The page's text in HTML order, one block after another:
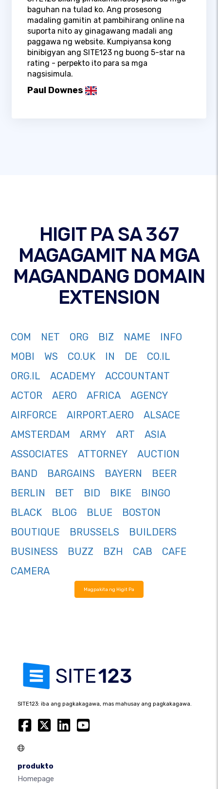
baguhan na tulad ko. Ang prosesong
madaling gamitin at pambihirang online na
suporta nito ay ginagawang madali ang
paggawa ng website. Kumpiyansa kong
binibigyan ang SITE123 ng buong 5-star na
rating - perpekto ito para sa mga
nagsisimula.
Paul Downes
HIGIT PA SA 367
MAGAGAMIT NA MGA
MAGANDANG DOMAIN
EXTENSION
COM NET ORG BIZ NAME
INFO
MOBI
WS CO.UK IN DE
CO.IL
ORG.IL
ACADEMY
ACCOUNTANT
ACTOR
AERO AFRICA
AGENCY
AIRFORCE
AIRPORT.AERO
ALSACE
AMSTERDAM
ARMY ART
ASIA
ASSOCIATES
ATTORNEY
AUCTION
BAND
BARGAINS BAYERN
BEER
BERLIN
BET BID BIKE
BINGO
BLACK
BLOG BLUE
BOSTON
BOUTIQUE
BRUSSELS
BUILDERS
BUSINESS
BUZZ BZH CAB
CAFE
CAMERA
Magpakita ng Higit Pa
SITE123: iba ang pagkakagawa, mas mahusay ang pagkakagawa.
produkto
Homepage